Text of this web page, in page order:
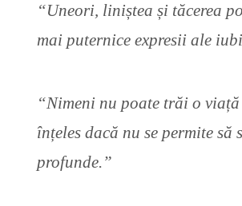
“Uneori, liniștea și tăcerea
mai puternice expresii ale
“Nimeni nu poate trăi o
înțeles dacă nu se permite să
profunde.”